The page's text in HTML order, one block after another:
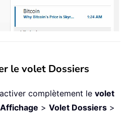
le volet Dossiers
complètement le volet
Affichage > Volet Dossiers >